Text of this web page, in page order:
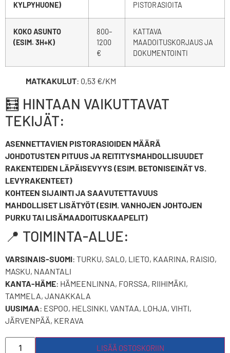
KYLPYHUONE)
PISTORASIOITA
KOKO ASUNTO
(ESIM. 3H+K)
800–
1200
€
KATTAVA
MAADOITUSKORJAUS JA
DOKUMENTOINTI
MATKAKULUT: 0,53 €/KM
🧮 HINTAAN VAIKUTTAVAT
TEKIJÄT:
ASENNETTAVIEN PISTORASIOIDEN MÄÄRÄ
JOHDOTUSTEN PITUUS JA REITITYSMAHDOLLISUUDET
RAKENTEIDEN LÄPÄISEVYYS (ESIM. BETONISEINÄT VS.
LEVYRAKENTEET)
KOHTEEN SIJAINTI JA SAAVUTETTAVUUS
MAHDOLLISET LISÄTYÖT (ESIM. VANHOJEN JOHTOJEN
PURKU TAI LISÄMAADOITUSKAAPELIT)
📍 TOIMINTA-ALUE:
VARSINAIS-SUOMI: TURKU, SALO, LIETO, KAARINA, RAISIO,
MASKU, NAANTALI
KANTA-HÄME: HÄMEENLINNA, FORSSA, RIIHIMÄKI,
TAMMELA, JANAKKALA
UUSIMAA: ESPOO, HELSINKI, VANTAA, LOHJA, VIHTI,
JÄRVENPÄÄ, KERAVA
LISÄÄ OSTOSKORIIN